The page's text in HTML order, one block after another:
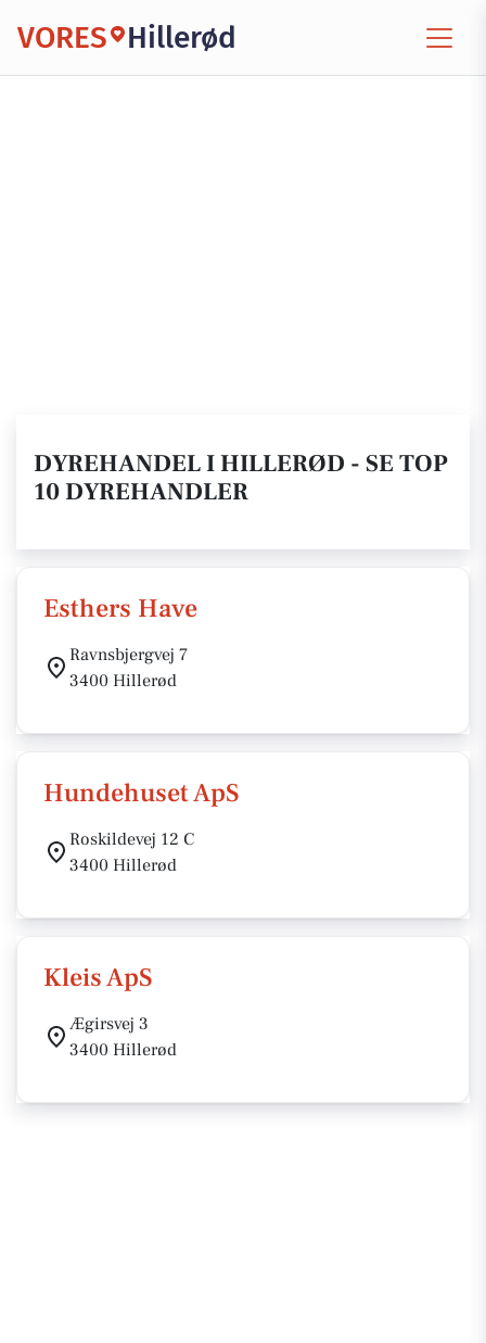
VORES Hillerød
DYREHANDEL I HILLERØD - SE TOP
10 DYREHANDLER
Esthers Have
Ravnsbjergvej 7
3400 Hillerød
Hundehuset ApS
Roskildevej 12 C
3400 Hillerød
Kleis ApS
Ægirsvej 3
3400 Hillerød